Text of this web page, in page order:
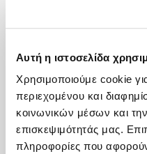
Αυτή η ιστοσελίδα
Χρησιμοποιούμε cookie
περιεχομένου και
κοινωνικών μέσων και
επισκεψιμότητάς μας.
πληροφορίες που
Wake-up Call
Wi-Fi Internet Access
through optic fiber)